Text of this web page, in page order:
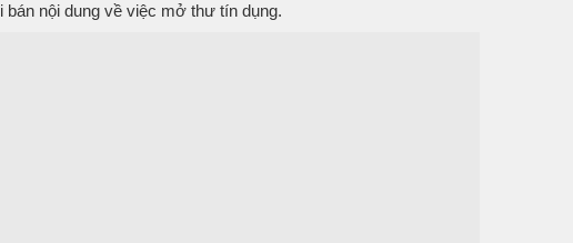
nội dung về việc mở thư tín dụng.